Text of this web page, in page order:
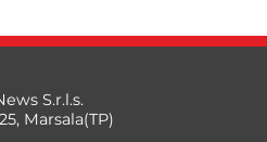
S.r.l.s.
Marsala(TP)